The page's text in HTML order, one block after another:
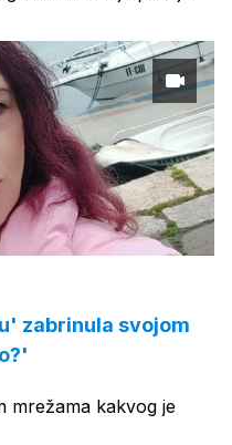
zabrinula svojom
mrežama kakvog je